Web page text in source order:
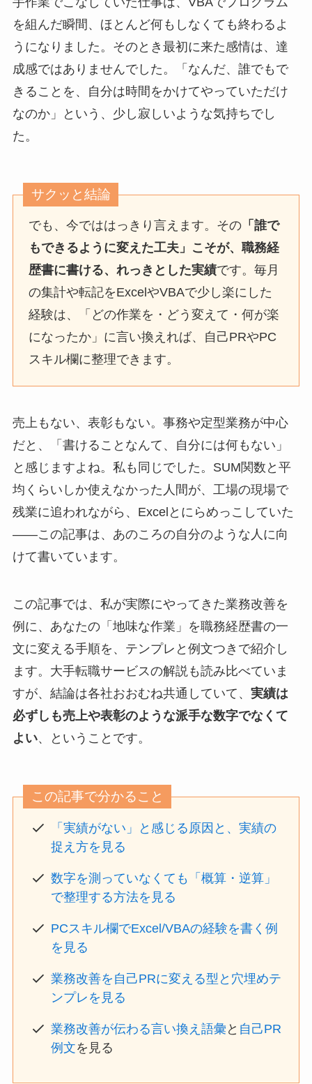
を組んだ瞬間、ほとんど何もしなくても終わるよ
うになりました。そのとき最初に来た感情は、達
成感ではありませんでした。「なんだ、誰でもで
きることを、自分は時間をかけてやっていただけ
なのか」という、少し寂しいような気持ちでし
た。
サクッと結論
でも、今でははっきり言えます。その 「誰で
もできるように変えた工夫」こそが、職務経
歴書に書ける、れっきとした実績です。毎月
の集計や転記をExcelやVBAで少し楽にした
経験は、「どの作業を・どう変えて・何が楽
になったか」に言い換えれば、自己PRやPC
スキル欄に整理できます。
売上もない、表彰もない。事務や定型業務が中心
だと、「書けることなんて、自分には何もない」
と感じますよね。私も同じでした。SUM関数と平
均くらいしか使えなかった人間が、工場の現場で
残業に追われながら、Excelとにらめっこしていた
——この記事は、あのころの自分のような人に向
けて書いています。
この記事では、私が実際にやってきた業務改善を
例に、あなたの「地味な作業」を職務経歴書の一
文に変える手順を、テンプレと例文つきで紹介し
ます。大手転職サービスの解説も読み比べていま
すが、結論は各社おおむね共通していて、 実績は
必ずしも売上や表彰のような派手な数字でなくて
よい、ということです。
この記事で分かること
「実績がない」と感じる原因と、実績の
捉え方を見る
数字を測っていなくても「概算・逆算」
で整理する方法を見る
PCスキル欄でExcel/VBAの経験を書く例
を見る
業務改善を自己PRに変える型と穴埋めテ
ンプレを見る
業務改善が伝わる言い換え語彙 と 自己PR
例文を見る